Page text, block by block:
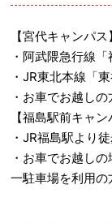
【宮代キャンパス】
・阿武隈急行線
・JR東北本線「
・お車でお越し
【福島駅前キャ
・JR福島駅より
・お車でお越し
一駐車場を利用の